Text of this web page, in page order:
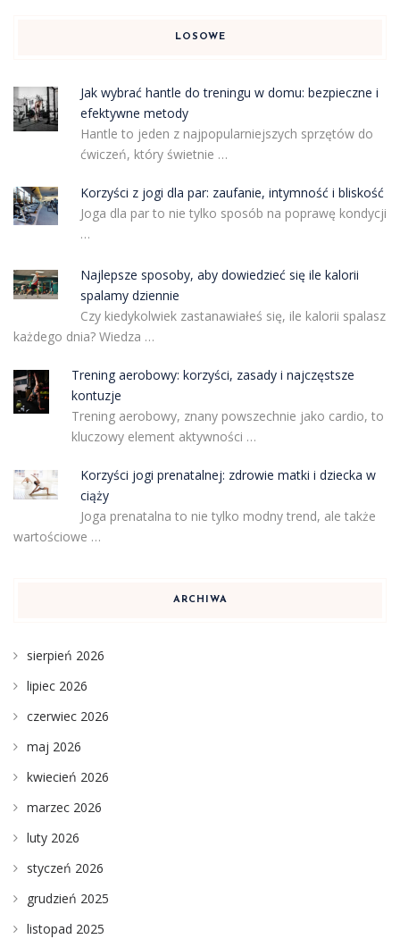
LOSOWE
Jak wybrać hantle do treningu w domu: bezpieczne i
efektywne metody
Hantle to jeden z najpopularniejszych sprzętów do
ćwiczeń, który świetnie …
Korzyści z jogi dla par: zaufanie, intymność i bliskość
Joga dla par to nie tylko sposób na poprawę kondycji
…
Najlepsze sposoby, aby dowiedzieć się ile kalorii
spalamy dziennie
Czy kiedykolwiek zastanawiałeś się, ile kalorii spalasz
każdego dnia? Wiedza …
Trening aerobowy: korzyści, zasady i najczęstsze
kontuzje
Trening aerobowy, znany powszechnie jako cardio, to
kluczowy element aktywności …
Korzyści jogi prenatalnej: zdrowie matki i dziecka w
ciąży
Joga prenatalna to nie tylko modny trend, ale także
wartościowe …
ARCHIWA
sierpień 2026
lipiec 2026
czerwiec 2026
maj 2026
kwiecień 2026
marzec 2026
luty 2026
styczeń 2026
grudzień 2025
listopad 2025